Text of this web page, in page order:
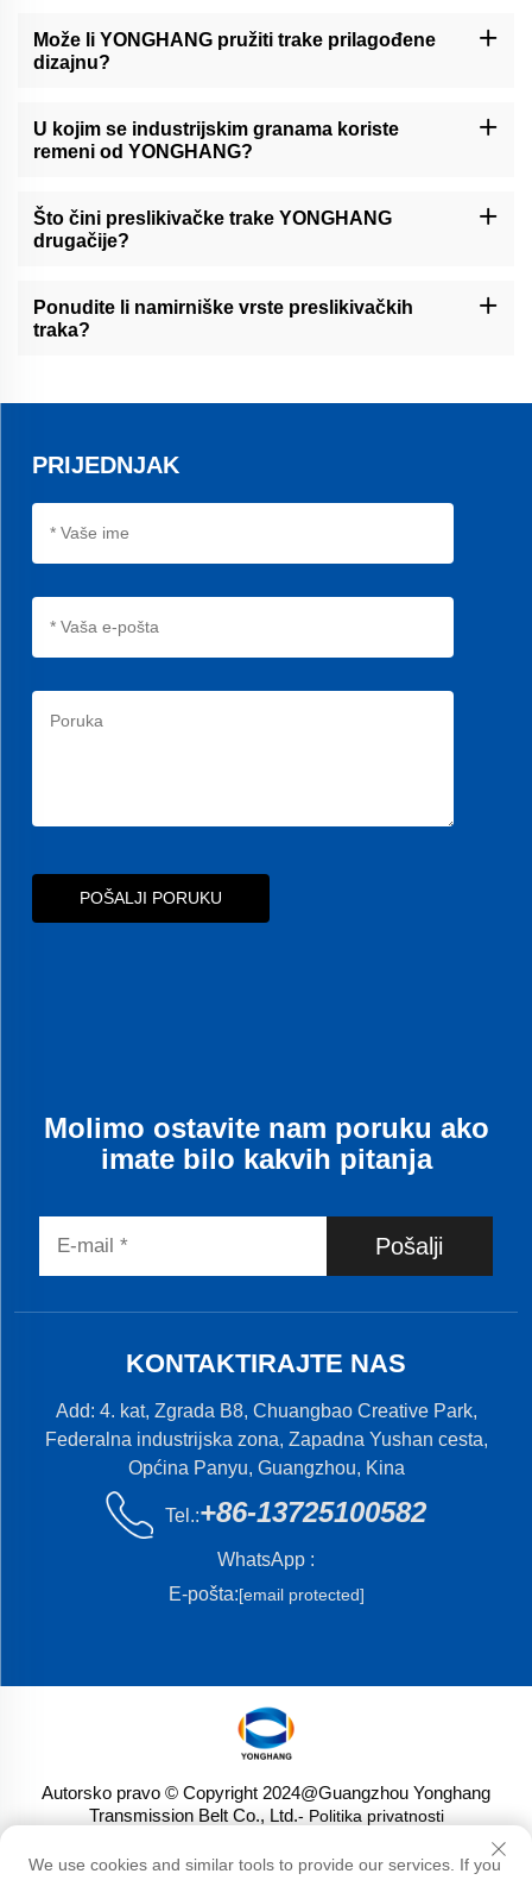
Može li YONGHANG pružiti trake prilagođene
dizajnu?
režanjem vodom i uslugama oblaganja kako bismo ispunili
specifične zahtjeve.
U kojim se industrijskim granama koriste
remeni od YONGHANG?
žica, financijskoj opremi i drugim industrijskim sektorima.
Što čini preslikivačke trake YONGHANG
drugačije?
životni vijek duži za 30% od prosjeka drugih proizvoda te preciznu
obradu za optimalnu performancu.
Ponudite li namirniške vrste preslikivačkih
traka?
propisima.
PRIJEDNJAK
POŠALJI PORUKU
Molimo ostavite nam poruku ako
imate bilo kakvih pitanja
Pošalji
KONTAKTIRAJTE NAS
Add: 4. kat, Zgrada B8, Chuangbao Creative Park,
Federalna industrijska zona, Zapadna Yushan cesta,
Općina Panyu, Guangzhou, Kina
Tel.:+86-13725100582
WhatsApp :
E-pošta:[email protected]
Autorsko pravo © Copyright 2024@Guangzhou Yonghang
Transmission Belt Co., Ltd.- Politika privatnosti
We use cookies and similar tools to provide our services. If you